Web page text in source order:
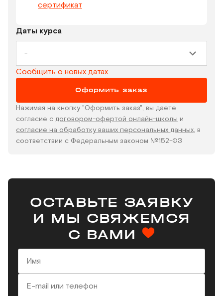
сертификат
Даты курса
-
Сообщить о новых датах
Оформить заказ
Нажимая на кнопку "Оформить заказ", вы даете
согласие с договором-офертой онлайн-школы и
согласие на обработку ваших персональных данных, в
соответствии с Федеральным законом №152-ФЗ
ОСТАВЬТЕ ЗАЯВКУ
И МЫ СВЯЖЕМСЯ
С ВАМИ